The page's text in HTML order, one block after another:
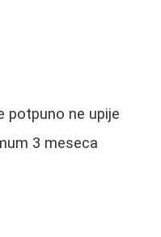
potpuno ne upije
3 meseca